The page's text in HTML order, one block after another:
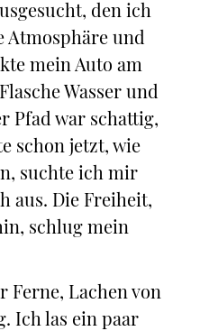
den ich
Atmosphäre und
mein Auto am
Wasser und
Pfad war schattig,
schon jetzt, wie
suchte ich mir
aus. Die Freiheit,
schlug mein
Ferne, Lachen von
Ich las ein paar